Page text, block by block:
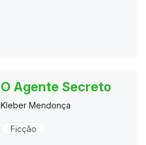
O Agente Secreto
Kleber Mendonça
Ficção